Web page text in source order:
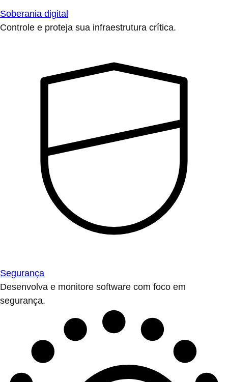
Soberania digital
Controle e proteja sua infraestrutura crítica.
Segurança
Desenvolva e monitore software com foco em
segurança.